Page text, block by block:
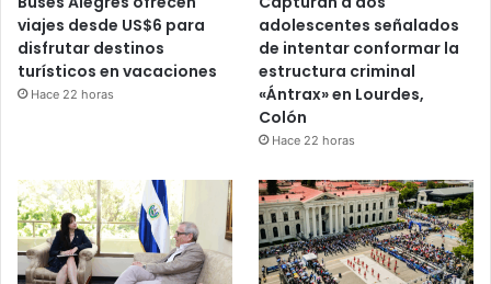
viajes desde US$6 para
disfrutar destinos
turísticos en vacaciones
Hace 22 horas
adolescentes señalados
de intentar conformar la
estructura criminal
«Ántrax» en Lourdes,
Colón
Hace 22 horas